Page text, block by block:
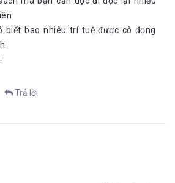
Bookademy để cập nhật các thông tin
về Bookademy - Ybox. Khi chia sẻ
viết trích nguồn không đầy đủ cú pháp
biết bao nhiêu trí tuệ được cô đọng
Trả lời